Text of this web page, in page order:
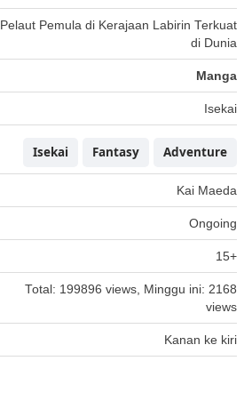
Pelaut Pemula di Kerajaan Labirin Terkuat
di Dunia
Manga
Isekai
Adventure
Fantasy
Isekai
Kai Maeda
Ongoing
15+
Total: 199896 views, Minggu ini: 2168
views
Kanan ke kiri